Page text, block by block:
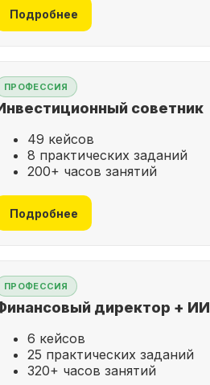
Подробнее
ПРОФЕССИЯ
советник
49 кейсов
8 практических заданий
200+ часов занятий
Подробнее
ПРОФЕССИЯ
директор + ИИ
6 кейсов
25 практических заданий
320+ часов занятий